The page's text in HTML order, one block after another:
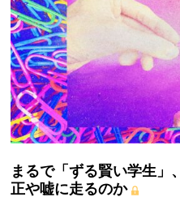
まるで「ずる賢い学生」、
正や嘘に走るのか